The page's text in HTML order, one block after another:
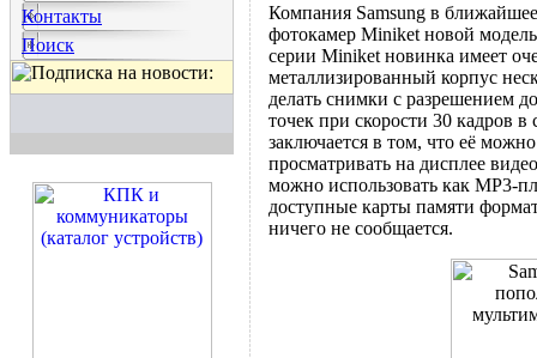
Контакты
Поиск
Компания Samsung в
фотокамер Miniket новой
серии Miniket новинка имеет
металлизированный корпус
делать снимки с разрешением
точек при скорости 30 кадров
заключается в том, что её
просматривать на дисплее
можно использовать как MP3-
доступные карты памяти
ничего не сообщается.